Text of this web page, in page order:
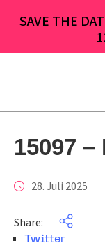
SAVE THE
15097 –
28. Juli 2025
Share:
Twitter